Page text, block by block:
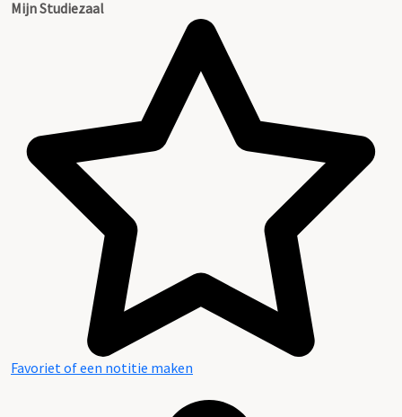
Mijn Studiezaal
Favoriet of een notitie maken